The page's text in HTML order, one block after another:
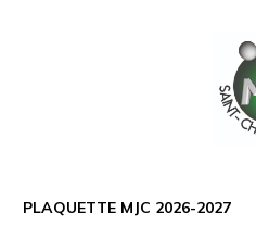
PLAQUETTE MJC 2026-2027